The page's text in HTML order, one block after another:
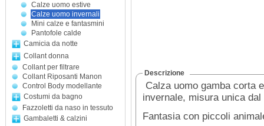
Calze uomo estive
Calze uomo invernali
Mini calze e fantasmini
Pantofole calde
Camicia da notte
Collant donna
Collant per filtrare
Collant Riposanti Manon
Control Body modellante
Costumi da bagno
Fazzoletti da naso in tessuto
Gambaletti & calzini
Descrizione
Calza uomo gamba corta
invernale, misura unica
Fantasia con piccoli